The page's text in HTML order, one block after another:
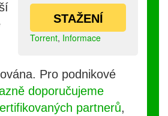
STAŽENÍ
Torrent, Informace
Pro podnikové
doporučujeme
partnerů,